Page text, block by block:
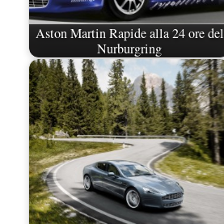
Aston Martin Rapide alla 24 ore del
Nurburgring